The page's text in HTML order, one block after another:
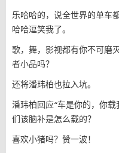
乐哈哈的，说全世界的单车
哈哈逗笑我了。
歌，舞，影视都有你不可磨
者小品吗？
还将潘玮柏也拉入坑。
潘玮柏回应“车是你的，你
们该脑补是怎么载的？
喜欢小猪吗？赞一波！